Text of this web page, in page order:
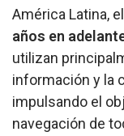
América Latina, el
años en
utilizan
información y la
impulsando el
navegación de